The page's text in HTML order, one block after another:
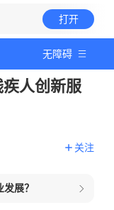
打开
无障碍
人创新服
关注
展？